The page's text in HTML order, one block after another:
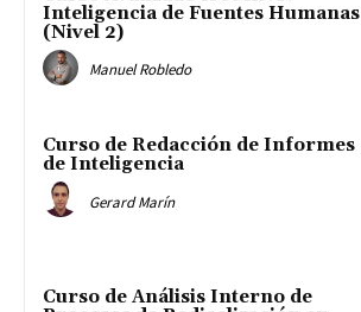
Inteligencia de Fuentes Humanas
(Nivel 2)
Manuel Robledo
Curso de Redacción de Informes
de Inteligencia
Gerard Marín
Curso de Análisis Interno de